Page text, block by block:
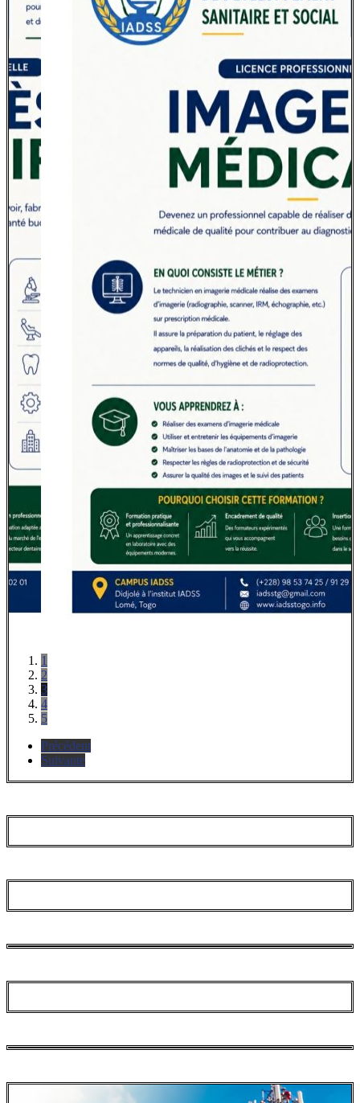
1
2
3
4
5
Précédent
Suivante